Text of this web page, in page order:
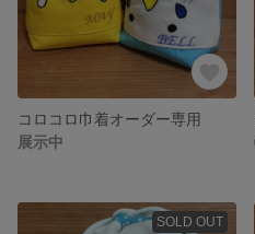
コロコロ巾着オーダー専用
展示中
SOLD OUT